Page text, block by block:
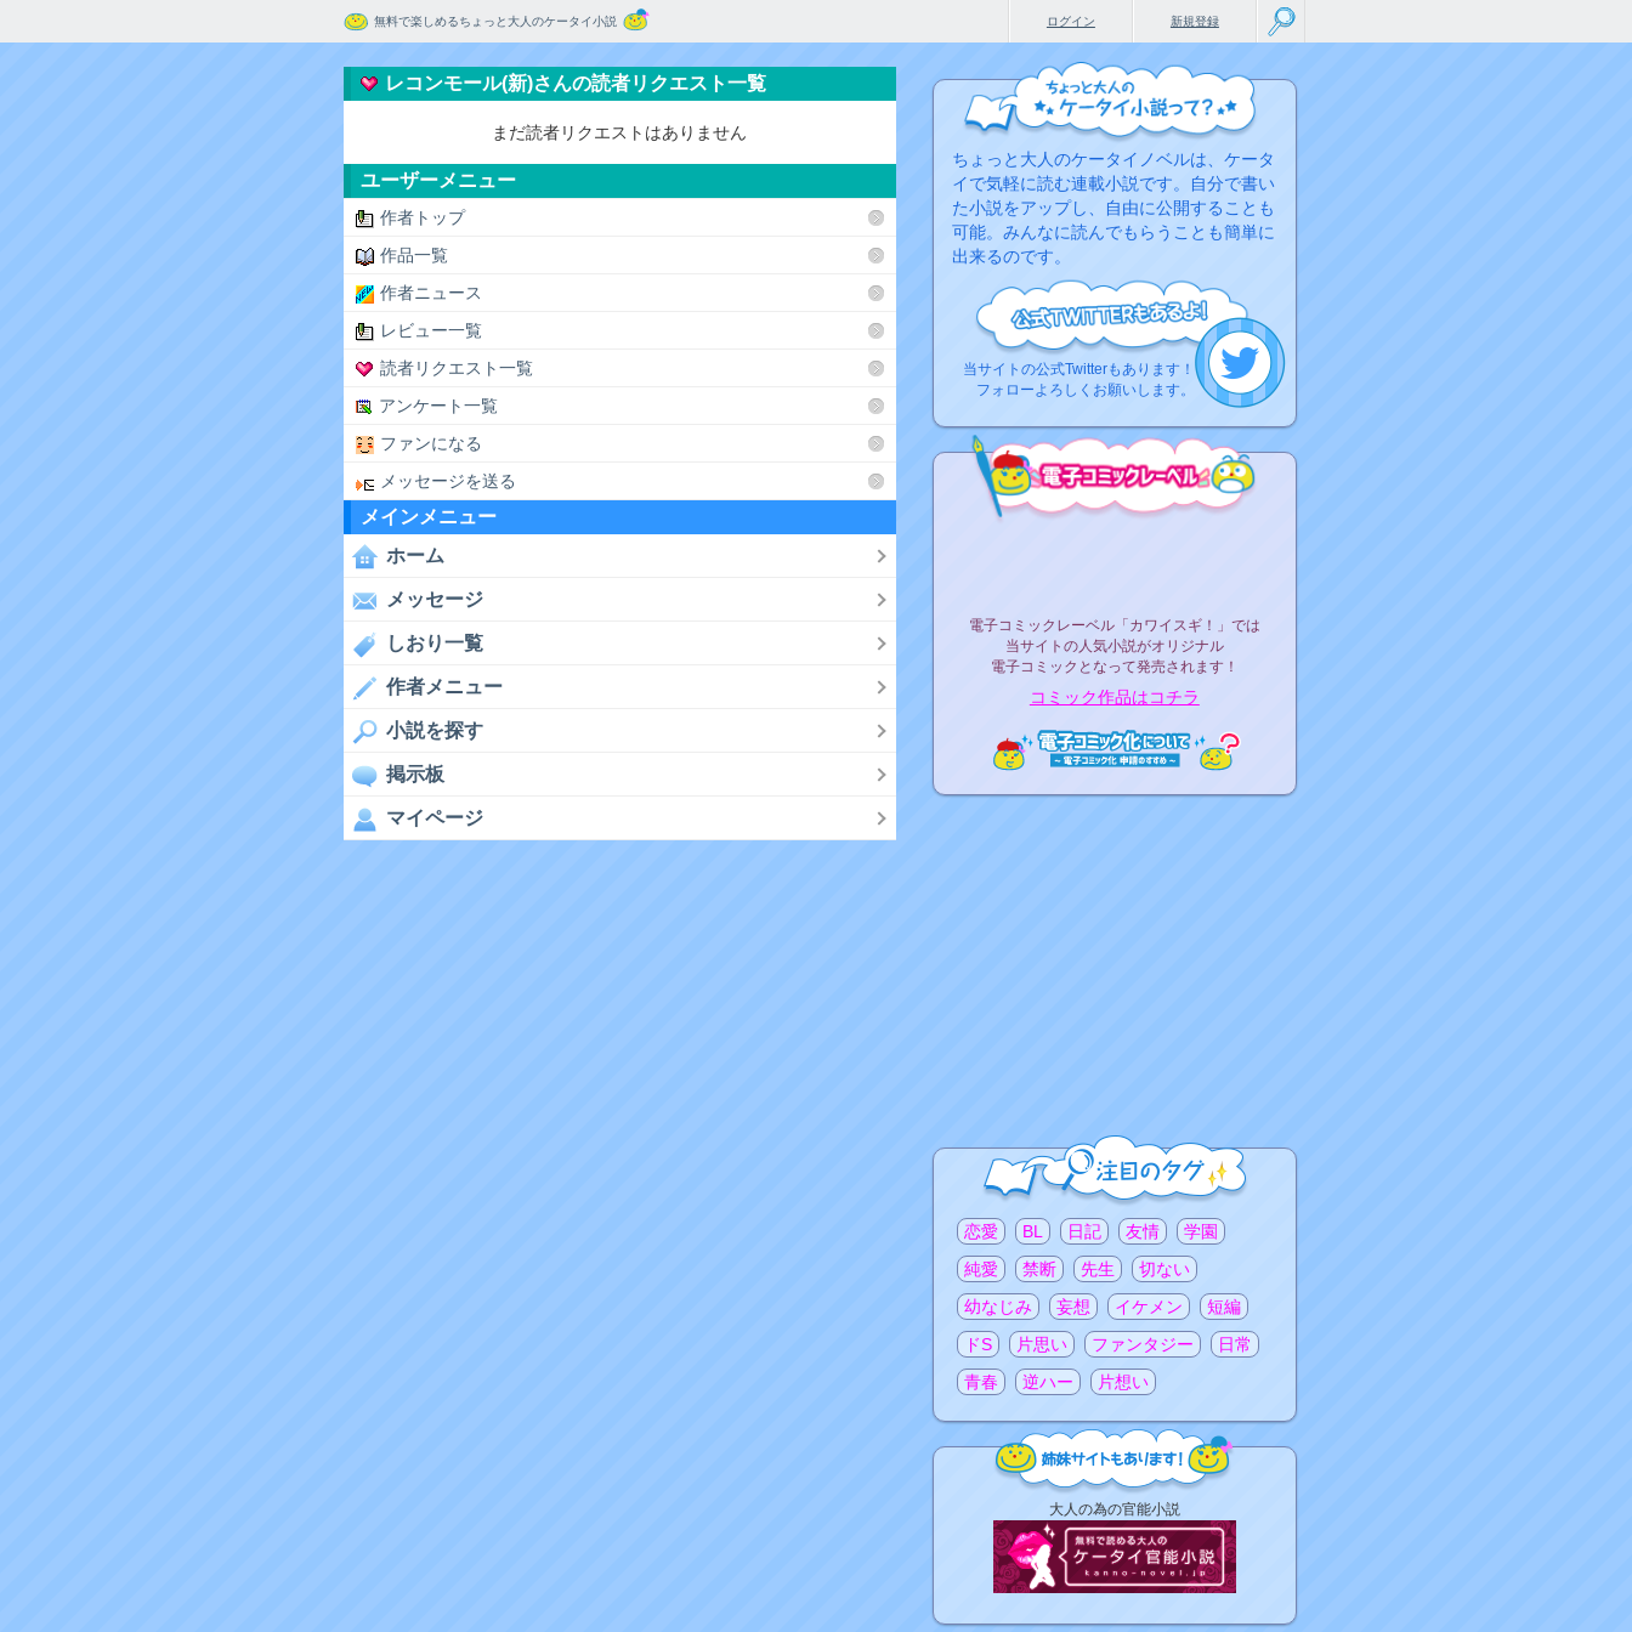
無料で楽しめるちょっと大人のケータイ小説 新規登録
ログイン
レコンモール(新)さんの読者リクエスト一覧
まだ読者リクエストはありません
ユーザーメニュー
作者トップ
作品一覧
作者ニュース
レビュー一覧
読者リクエスト一覧
アンケート一覧
ファンになる
メッセージを送る
メインメニュー
ホーム
メッセージ
しおり一覧
作者メニュー
小説を探す
掲示板
マイページ
ちょっと大人のケータイノベルは、ケータ
イで気軽に読む連載小説です。自分で書い
た小説をアップし、自由に公開することも
可能。みんなに読んでもらうことも簡単に
出来るのです。
当サイトの公式Twitterもあります！
フォローよろしくお願いします。
電子コミックレーベル「カワイスギ！」では
当サイトの人気小説がオリジナル
電子コミックとなって発売されます！
コミック作品はコチラ
注目のタグ
恋愛 BL 日記 友情
学園
純愛
禁断 先生
切ない
幼なじみ
妄想 イケメン
短編
ドS
片思い ファンタジー
日常
青春
逆ハー 片想い
大人の為の官能小説